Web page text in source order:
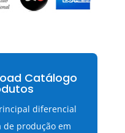
Catálogo
diferencial
de produção em